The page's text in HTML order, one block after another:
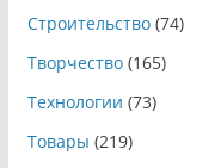
Строительство(74)
Творчество(165)
Технологии (73)
Товары (219)